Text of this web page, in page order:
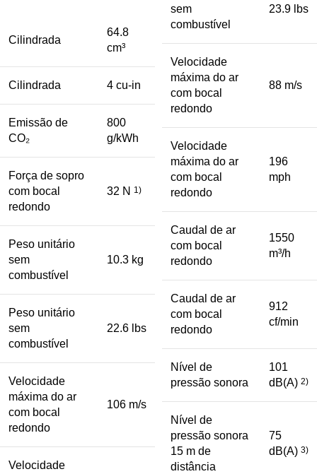
Cilindrada
64.8
cm³
Cilindrada 4 cu-in
Emissão de
CO₂
800
g/kWh
Força de sopro
com bocal
redondo
32 N 1)
Peso unitário
sem
combustível
10.3 kg
Peso unitário
sem
combustível
22.6 lbs
Velocidade
máxima do ar
com bocal
redondo
106 m/s
Velocidade
sem
combustível
23.9 lbs
Velocidade
máxima do ar
com bocal
redondo
88 m/s
Velocidade
máxima do ar
com bocal
redondo
196
mph
Caudal de ar
com bocal
redondo
1550
m³/h
Caudal de ar
com bocal
redondo
912
cf/min
Nível de
pressão sonora
101
dB(A) 2)
Nível de
pressão sonora
15 m de
distância
75
dB(A) 3)